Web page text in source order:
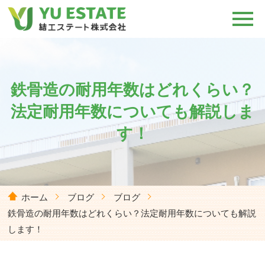
鉄骨造の耐用年数はどれくらい？
法定耐用年数についても解説しま
す！
ホーム ブログ
ブログ
鉄骨造の耐用年数はどれくらい？法定耐用年数についても解説
します！